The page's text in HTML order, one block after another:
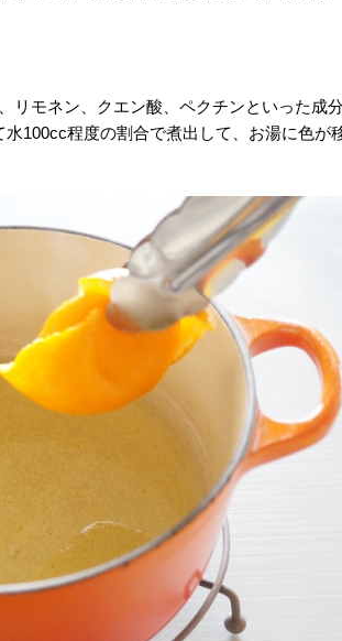
リモネン、クエン酸、ペクチンといった成
100cc程度の割合で煮出して、お湯に色が